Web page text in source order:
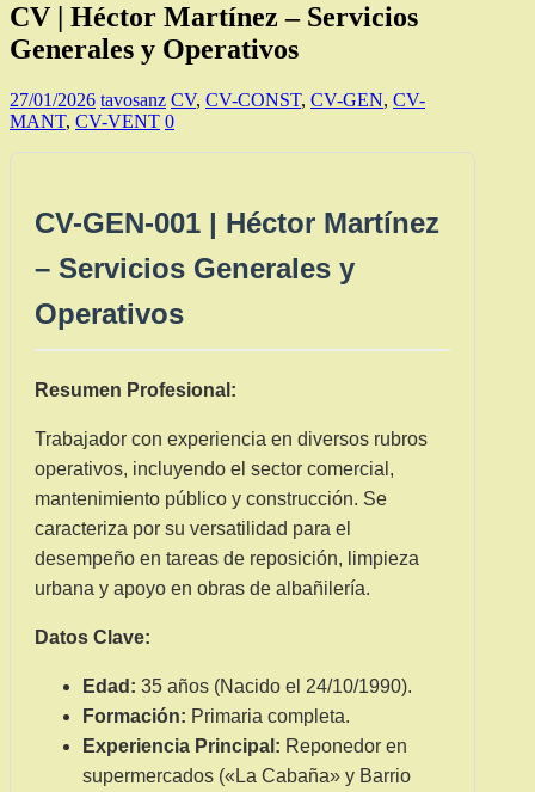
CV | Héctor Martínez – Servicios
Generales y Operativos
27/01/2026 tavosanz CV, CV-CONST, CV-GEN, CV-
MANT, CV-VENT 0
CV-GEN-001 | Héctor Martínez
– Servicios Generales y
Operativos
Resumen Profesional:
Trabajador con experiencia en diversos rubros
operativos, incluyendo el sector comercial,
mantenimiento público y construcción. Se
caracteriza por su versatilidad para el
desempeño en tareas de reposición, limpieza
urbana y apoyo en obras de albañilería.
Datos Clave:
Edad: 35 años (Nacido el 24/10/1990).
Formación: Primaria completa.
Experiencia Principal: Reponedor en
supermercados («La Cabaña» y Barrio